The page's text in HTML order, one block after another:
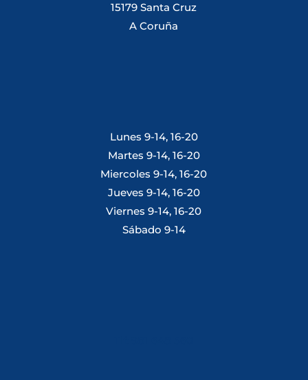
15179 Santa Cruz
A Coruña
Lunes 9-14, 16-20
Martes 9-14, 16-20
Miercoles 9-14, 16-20
Jueves 9-14, 16-20
Viernes 9-14, 16-20
Sábado 9-14